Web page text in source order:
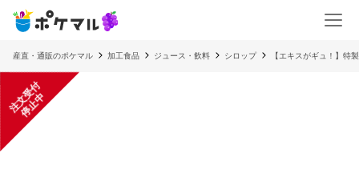
産直・通販のポケマル 加工食品 ジュース・飲料 シロップ 【エキスがギュ！】特
注
文
受
付
停
止
中